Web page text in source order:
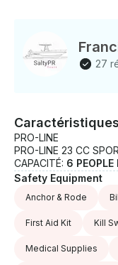
27
PRO-LINE
PRO-LINE 23 CC
CAPACITÉ: 6 PEOPLE
Safety Equipment
Anchor & Rode
First Aid Kit Kill
Medical Supplies